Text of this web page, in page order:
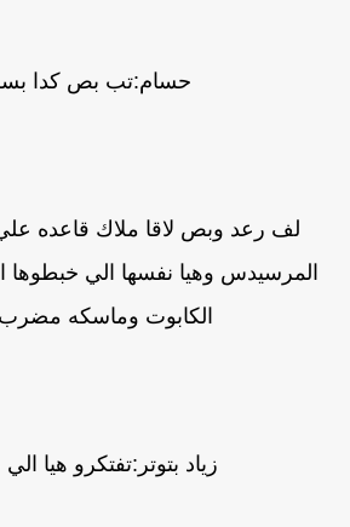
حسام:تب بص كدا
لف رعد وبص لاقا ملاك قاعده علي
المرسيدس وهيا نفسها الي خبطوها
الكابوت وماسكه مضرب
زياد بتوتر:تفتكرو هيا الي